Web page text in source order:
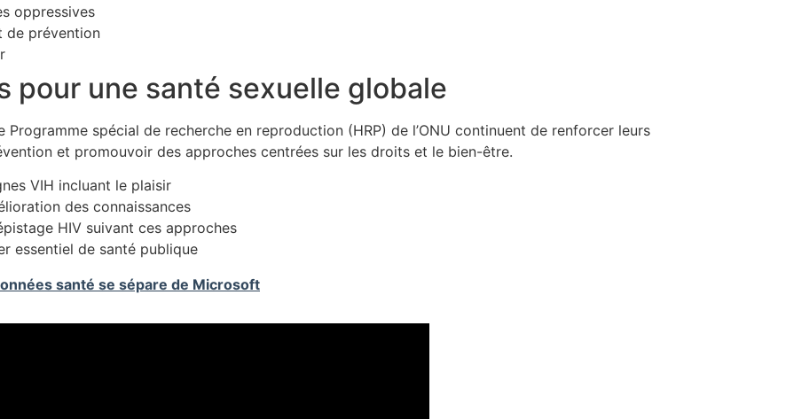
oppressives
de prévention
pour une santé sexuelle globale
Programme spécial de recherche en reproduction (HRP) de l’ONU continuent de renforcer leurs
et promouvoir des approches centrées sur les droits et le bien-être.
VIH incluant le plaisir
des connaissances
HIV suivant ces approches
essentiel de santé publique
santé se sépare de Microsoft